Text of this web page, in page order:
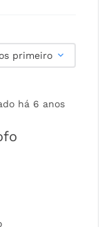
primeiro
há 6 anos